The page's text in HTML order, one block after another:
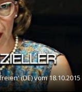
(DE) vom 18.10.2015